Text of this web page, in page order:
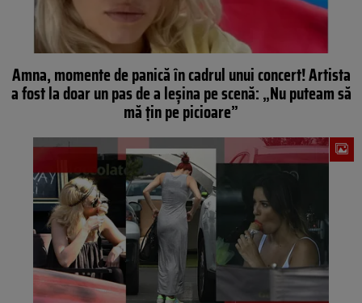
Amna, momente de panică în cadrul unui concert! Artista
a fost la doar un pas de a leșina pe scenă: „Nu puteam să
mă țin pe picioare”